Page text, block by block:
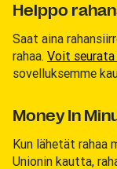
Helppo
Saat aina
rahaa. Voit
sovelluksemme
Money In
Kun lähetät rahaa
Unionin kautta,